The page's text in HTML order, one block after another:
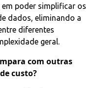
poder simplificar os
dados, eliminando a
diferentes
geral.
com outras
custo?